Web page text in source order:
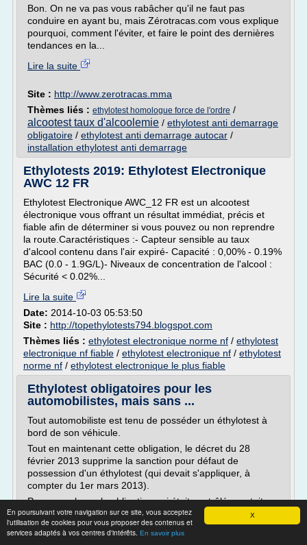
X
En poursuivant votre navigation sur ce site, vous acceptez
l'utilisation de cookies pour vous proposer des contenus et
services adaptés à vos centres d'intérêts. En savoir plus
Bon. On ne va pas vous rabâcher qu'il ne faut pas
conduire en ayant bu, mais Zérotracas.com vous explique
pourquoi, comment l'éviter, et faire le point des dernières
tendances en la...
Lire la suite
Site : http://www.zerotracas.mma
Thèmes liés : ethylotest homologue force de l'ordre /
alcootest taux d'alcoolemie / ethylotest anti demarrage
obligatoire / ethylotest anti demarrage autocar /
installation ethylotest anti demarrage
Ethylotests 2019: Ethylotest Electronique
AWC 12 FR
Ethylotest Electronique AWC_12 FR est un alcootest
électronique vous offrant un résultat immédiat, précis et
fiable afin de déterminer si vous pouvez ou non reprendre
la route.Caractéristiques :- Capteur sensible au taux
d'alcool contenu dans l'air expiré- Capacité : 0,00% - 0.19%
BAC (0.0 - 1.9G/L)- Niveaux de concentration de l'alcool :
Sécurité < 0.02%...
Lire la suite
Date: 2014-10-03 05:53:50
Site : http://topethylotests794.blogspot.com
Thèmes liés : ethylotest electronique norme nf / ethylotest
electronique nf fiable / ethylotest electronique nf / ethylotest
norme nf / ethylotest electronique le plus fiable
Ethylotest obligatoires pour les
automobilistes, mais sans ...
Tout automobiliste est tenu de posséder un éthylotest à
bord de son véhicule.
Tout en maintenant cette obligation, le décret du 28
février 2013 supprime la sanction pour défaut de
possession d'un éthylotest (qui devait s'appliquer, à
compter du 1er mars 2013).
Parce que la seule obligation qui était contrôlée portait sur
la détention d'un éthylotest non usagé et non périmé,
cette...